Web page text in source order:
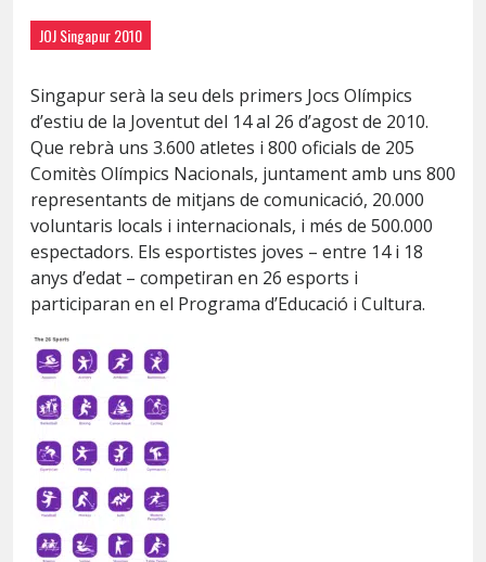
JOJ Singapur 2010
Singapur serà la seu dels primers Jocs Olímpics
d’estiu de la Joventut del 14 al 26 d’agost de 2010.
Que rebrà uns 3.600 atletes i 800 oficials de 205
Comitès Olímpics Nacionals, juntament amb uns 800
representants de mitjans de comunicació, 20.000
voluntaris locals i internacionals, i més de 500.000
espectadors. Els esportistes joves – entre 14 i 18
anys d’edat – competiran en 26 esports i
participaran en el Programa d’Educació i Cultura.